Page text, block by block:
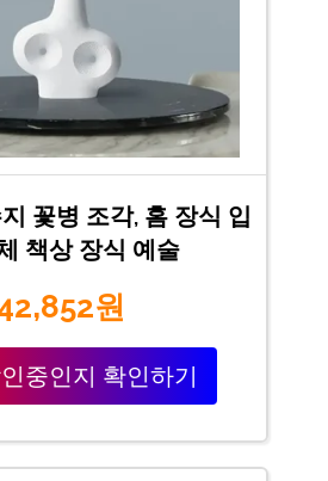
꽃병 조각, 홈 장식 입
책상 장식 예술
원
중인지 확인하기